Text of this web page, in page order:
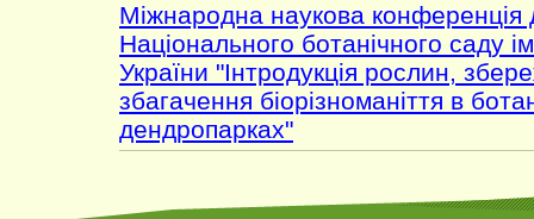
Міжнародна наукова конференція
Національного ботанічного
України "Інтродукція рослин,
збагачення біорізноманіття в
дендропарках"